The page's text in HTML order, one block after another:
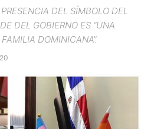
DEL SÍMBOLO DEL
DEL GOBIERNO ES “UNA
DOMINICANA”.